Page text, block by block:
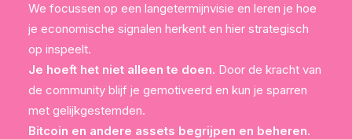
We focussen op een langetermijnvisie en leren je hoe
je economische signalen herkent en hier strategisch
op inspeelt.
Je hoeft het niet alleen te doen. Door de kracht van
de community blijf je gemotiveerd en kun je sparren
met gelijkgestemden.
Bitcoin en andere assets begrijpen en beheren.